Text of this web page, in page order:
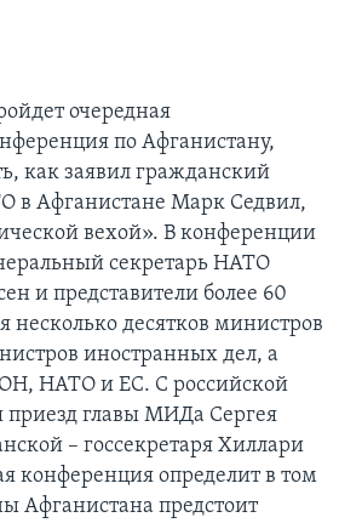
ПУТЕШЕСТВИЕ
очередная
по Афганистану,
как заявил гражданский
в Афганистане Марк Седвил,
вехой». В конференции
секретарь НАТО
и представители более 60
несколько десятков министров
иностранных дел, а
НАТО и ЕС. С российской
приезд главы МИДа Сергея
– госсекретаря Хиллари
конференция определит в том
Афганистана предстоит